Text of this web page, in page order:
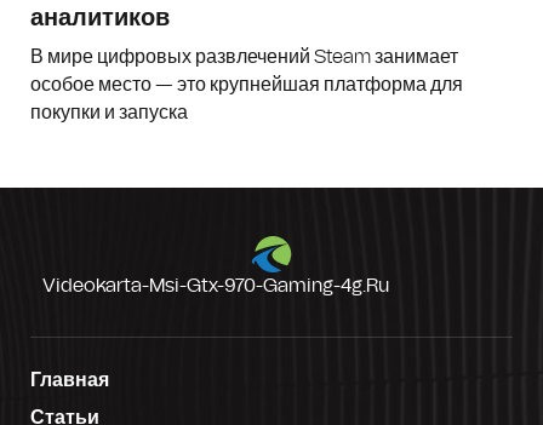
аналитиков
В мире цифровых развлечений Steam занимает
особое место — это крупнейшая платформа для
покупки и запуска
Videokarta-Msi-Gtx-970-Gaming-4g.ru
Главная
Статьи